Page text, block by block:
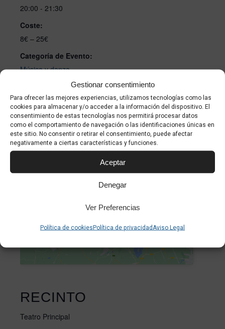
Gestionar consentimiento
Para ofrecer las mejores experiencias, utilizamos tecnologías como las
cookies para almacenar y/o acceder a la información del dispositivo. El
consentimiento de estas tecnologías nos permitirá procesar datos
como el comportamiento de navegación o las identificaciones únicas en
este sitio. No consentir o retirar el consentimiento, puede afectar
negativamente a ciertas características y funciones.
Aceptar
Denegar
Ver Preferencias
Política de cookiesPolítica de privacidadAviso Legal
20:00 - 21:30
Coste:
8€ – 25€
Categoría de Evento:
Música y danza
https://www.teatreprincipal.com/es/ficha/detalle/973/ch
icuelo-marco-mezquida/
RECINTO
Teatro Principal
y permitir este contenido